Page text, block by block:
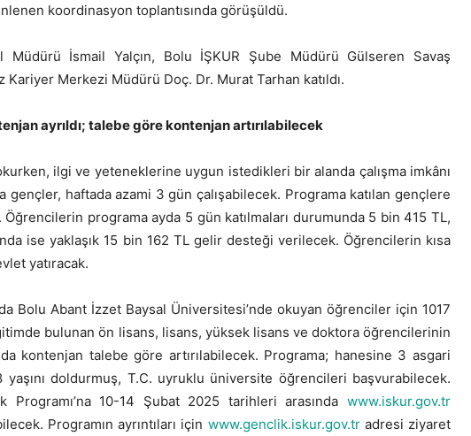
koordinasyon toplantısında görüşüldü.
Müdürü İsmail Yalçın, Bolu İŞKUR Şube Müdürü Gülseren Savaş
Merkezi Müdürü Doç. Dr. Murat Tarhan katıldı.
ayrıldı; talebe göre kontenjan artırılabilecek
ilgi ve yeteneklerine uygun istedikleri bir alanda çalışma imkânı
gençler, haftada azami 3 gün çalışabilecek. Programa katılan gençlere
programa ayda 5 gün katılmaları durumunda 5 bin 415 TL,
ise yaklaşık 15 bin 162 TL gelir desteği verilecek. Öğrencilerin kısa
yatıracak.
Bolu Abant İzzet Baysal Üniversitesi’nde okuyan öğrenciler için 1017
bulunan ön lisans, lisans, yüksek lisans ve doktora öğrencilerinin
kontenjan talebe göre artırılabilecek. Programa; hanesine 3 asgari
doldurmuş, T.C. uyruklu üniversite öğrencileri başvurabilecek.
Programı’na 10-14 Şubat 2025 tarihleri arasında www.iskur.gov.tr
Programın ayrıntıları için www.genclik.iskur.gov.tradresi ziyaret